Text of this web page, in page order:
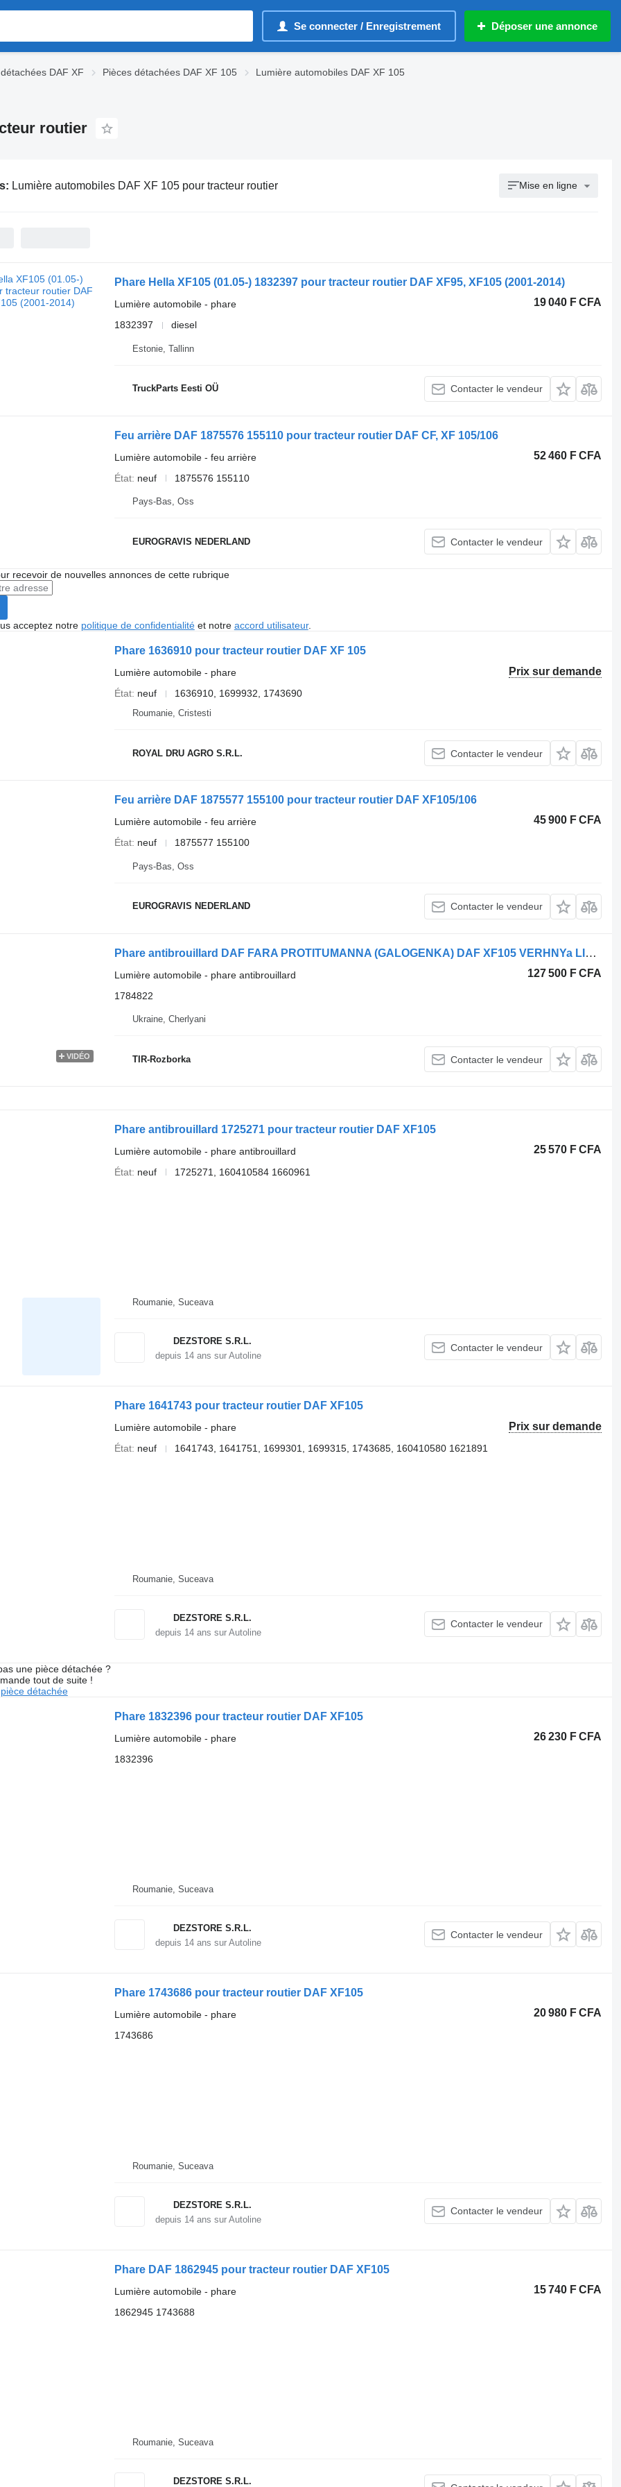
Se connecter / Enregistrement Déposer une annonce
DAF XF Pièces détachées DAF XF 105
Lumière automobiles DAF XF 105
routier
Lumière automobiles DAF XF 105 pour tracteur routier Mise en ligne
Phare Hella XF105 (01.05-) 1832397 pour tracteur routier DAF XF95, XF105 (2001-2014)
19 040 F CFA
Lumière automobile - phare
1832397
diesel
Estonie, Tallinn
TruckParts Eesti OÜ Contacter le vendeur
Feu arrière DAF 1875576 155110 pour tracteur routier DAF CF, XF 105/106
52 460 F CFA
Lumière automobile - feu arrière
État neuf 1875576 155110
Pays-Bas, Oss
EUROGRAVIS NEDERLAND Contacter le vendeur
recevoir de nouvelles annonces de cette rubrique
acceptez notre politique de confidentialitéet notre accord utilisateur.
Phare 1636910 pour tracteur routier DAF XF 105
Prix sur demande
Lumière automobile - phare
État neuf 1636910, 1699932, 1743690
Roumanie, Cristesti
ROYAL DRU AGRO S.R.L. Contacter le vendeur
Feu arrière DAF 1875577 155100 pour tracteur routier DAF XF105/106
45 900 F CFA
Lumière automobile - feu arrière
État neuf 1875577 155100
Pays-Bas, Oss
EUROGRAVIS NEDERLAND Contacter le vendeur
VIDÉO
Phare antibrouillard DAF FARA PROTITUMANNA (GALOGENKA) DAF XF105 VERHNYa LIV. 1784822 pour tracteur routier DAF XF105
127 500 F CFA
Lumière automobile - phare antibrouillard
1784822
Ukraine, Cherlyani
TIR-Rozborka Contacter le vendeur
Phare antibrouillard 1725271 pour tracteur routier DAF XF105
25 570 F CFA
Lumière automobile - phare antibrouillard
État neuf 1725271, 160410584 1660961
Roumanie, Suceava
DEZSTORE S.R.L.
depuis 14ans sur Autoline
Contacter le vendeur
Phare 1641743 pour tracteur routier DAF XF105
Prix sur demande
Lumière automobile - phare
État neuf 1641743, 1641751, 1699301, 1699315, 1743685, 160410580 1621891
Roumanie, Suceava
DEZSTORE S.R.L.
depuis 14ans sur Autoline
Contacter le vendeur
une pièce détachée ?
tout de suite !
détachée
Phare 1832396 pour tracteur routier DAF XF105
26 230 F CFA
Lumière automobile - phare
1832396
Roumanie, Suceava
DEZSTORE S.R.L.
depuis 14ans sur Autoline
Contacter le vendeur
Phare 1743686 pour tracteur routier DAF XF105
20 980 F CFA
Lumière automobile - phare
1743686
Roumanie, Suceava
DEZSTORE S.R.L.
depuis 14ans sur Autoline
Contacter le vendeur
Phare DAF 1862945 pour tracteur routier DAF XF105
15 740 F CFA
Lumière automobile - phare
1862945 1743688
Roumanie, Suceava
DEZSTORE S.R.L.